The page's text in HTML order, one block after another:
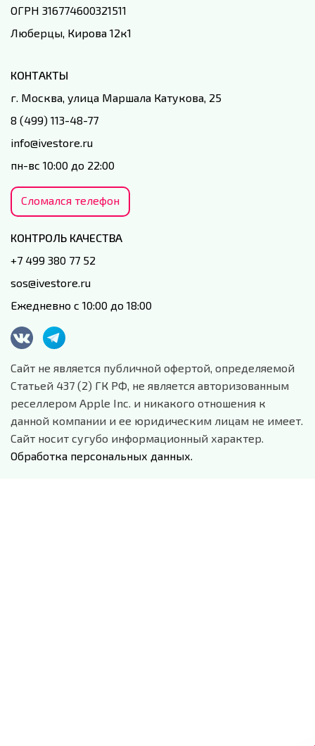
ОГРН 316774600321511
Люберцы, Кирова 12к1
КОНТАКТЫ
г. Москва, улица Маршала Катукова, 25
8 (499) 113-48-77
info@ivestore.ru
пн-вс 10:00 до 22:00
Сломался телефон
КОНТРОЛЬ КАЧЕСТВА
+7 499 380 77 52
sos@ivestore.ru
Ежедневно с 10:00 до 18:00
Сайт не является публичной офертой, определяемой
Статьей 437 (2) ГК РФ, не является авторизованным
реселлером Apple Inc. и никакого отношения к
данной компании и ее юридическим лицам не имеет.
Сайт носит сугубо информационный характер.
Обработка персональных данных.